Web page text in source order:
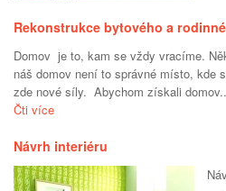
Rekonstrukce bytového a
Domov je to, kam se vždy vracíme.
náš domov není to správné místo, kde
zde nové síly. Abychom získali
Čti více
Návrh interiéru